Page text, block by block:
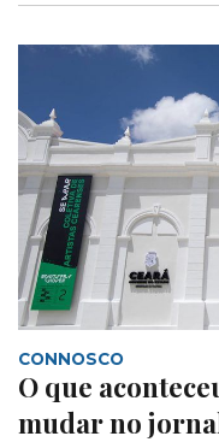
CONNOSCO
O que
mudar no